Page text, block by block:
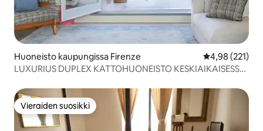
Huoneisto kaupungissa Firenze
4,98 (221)
LUXURIUS DUPLEX KATTOHUONEISTO KESKIAIKAISESSA
Vieraiden suosikki
Vieraiden suosikki